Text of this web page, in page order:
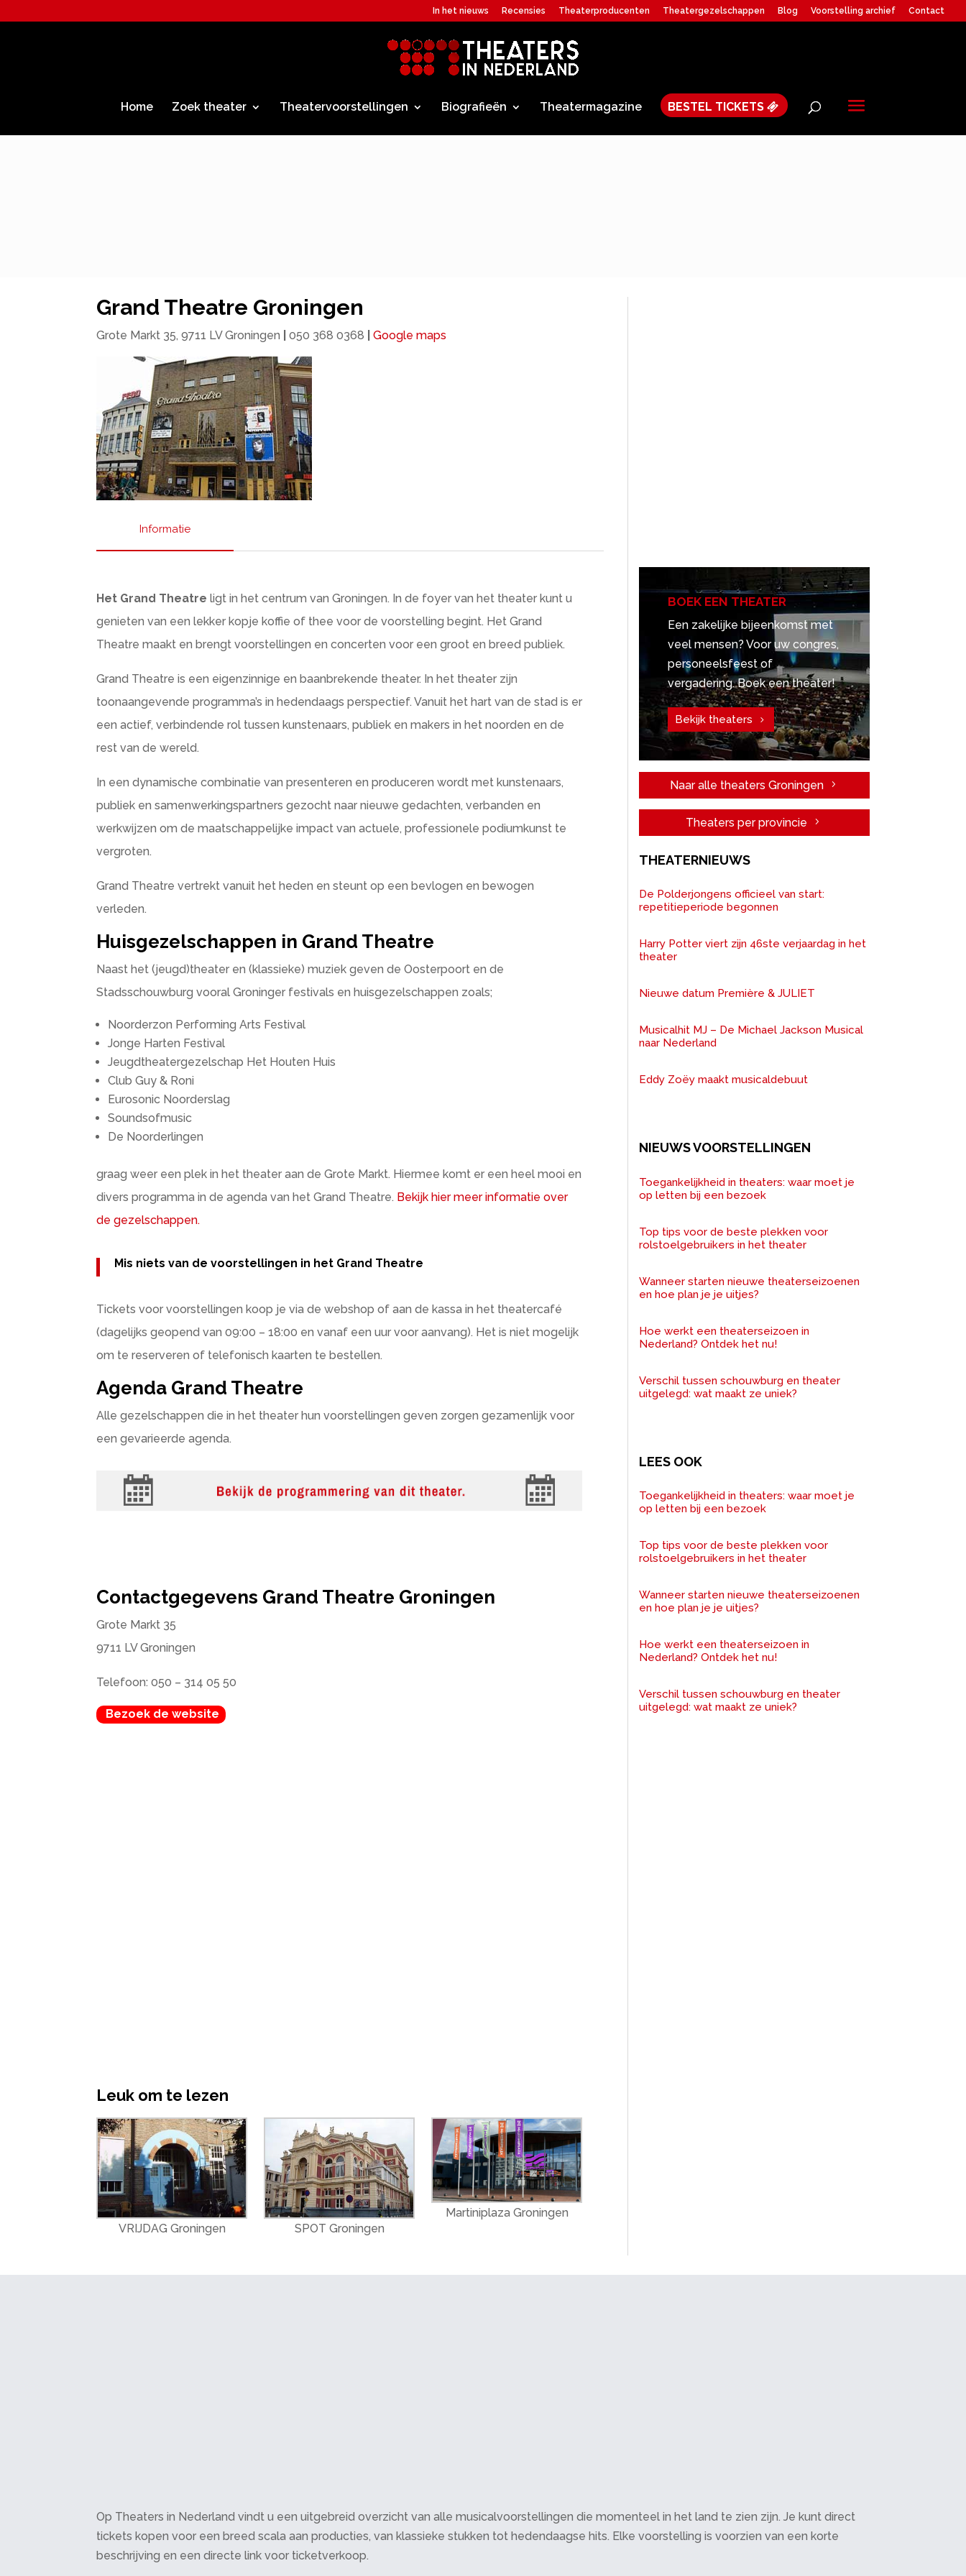
In het nieuws Recensies Theaterproducenten Theatergezelschappen Blog Voorstelling archief Contact
Home Zoek theater Theatervoorstellingen Biografieën Theatermagazine BESTEL TICKETS
Grand Theatre Groningen
Grote Markt 35, 9711 LV Groningen 050 368 0368 Google maps
Informatie
Het Grand Theatre ligt in het centrum van Groningen. In de foyer van het theater kunt u
genieten van een lekker kopje koffie of thee voor de voorstelling begint. Het Grand
Theatre maakt en brengt voorstellingen en concerten voor een groot en breed publiek.
Grand Theatre is een eigenzinnige en baanbrekende theater. In het theater zijn
toonaangevende programma’s in hedendaags perspectief. Vanuit het hart van de stad is er
een actief, verbindende rol tussen kunstenaars, publiek en makers in het noorden en de
rest van de wereld.
In een dynamische combinatie van presenteren en produceren wordt met kunstenaars,
publiek en samenwerkingspartners gezocht naar nieuwe gedachten, verbanden en
werkwijzen om de maatschappelijke impact van actuele, professionele podiumkunst te
vergroten.
Grand Theatre vertrekt vanuit het heden en steunt op een bevlogen en bewogen
verleden.
Huisgezelschappen in Grand Theatre
Naast het (jeugd)theater en (klassieke) muziek geven de Oosterpoort en de
Stadsschouwburg vooral Groninger festivals en huisgezelschappen zoals;
Noorderzon Performing Arts Festival
Jonge Harten Festival
Jeugdtheatergezelschap Het Houten Huis
Club Guy & Roni
Eurosonic Noorderslag
Soundsofmusic
De Noorderlingen
graag weer een plek in het theater aan de Grote Markt. Hiermee komt er een heel mooi en
divers programma in de agenda van het Grand Theatre. Bekijk hier meer informatie over
de gezelschappen.
Mis niets van de voorstellingen in het Grand Theatre
Tickets voor voorstellingen koop je via de webshop of aan de kassa in het theatercafé
(dagelijks geopend van 09:00 – 18:00 en vanaf een uur voor aanvang). Het is niet mogelijk
om te reserveren of telefonisch kaarten te bestellen.
Agenda Grand Theatre
Alle gezelschappen die in het theater hun voorstellingen geven zorgen gezamenlijk voor
een gevarieerde agenda.
Contactgegevens Grand Theatre Groningen
Grote Markt 35
9711 LV Groningen
Telefoon: 050 – 314 05 50
Bezoek de website
Leuk om te lezen
VRIJDAG Groningen SPOT Groningen
Martiniplaza Groningen
BOEK EEN THEATER
Een zakelijke bijeenkomst met
veel mensen? Voor uw congres,
personeelsfeest of
vergadering. Boek een theater!
Bekijk theaters
Naar alle theaters Groningen
Theaters per provincie
THEATERNIEUWS
De Polderjongens officieel van start:
repetitieperiode begonnen
Harry Potter viert zijn 46ste verjaardag in het
theater
Nieuwe datum Première & JULIET
Musicalhit MJ – De Michael Jackson Musical
naar Nederland
Eddy Zoëy maakt musicaldebuut
NIEUWS VOORSTELLINGEN
Toegankelijkheid in theaters: waar moet je
op letten bij een bezoek
Top tips voor de beste plekken voor
rolstoelgebruikers in het theater
Wanneer starten nieuwe theaterseizoenen
en hoe plan je je uitjes?
Hoe werkt een theaterseizoen in
Nederland? Ontdek het nu!
Verschil tussen schouwburg en theater
uitgelegd: wat maakt ze uniek?
LEES OOK
Toegankelijkheid in theaters: waar moet je
op letten bij een bezoek
Top tips voor de beste plekken voor
rolstoelgebruikers in het theater
Wanneer starten nieuwe theaterseizoenen
en hoe plan je je uitjes?
Hoe werkt een theaterseizoen in
Nederland? Ontdek het nu!
Verschil tussen schouwburg en theater
uitgelegd: wat maakt ze uniek?
Op Theaters in Nederland vindt u een uitgebreid overzicht van alle musicalvoorstellingen die momenteel in het land te zien zijn. Je kunt direct
tickets kopen voor een breed scala aan producties, van klassieke stukken tot hedendaagse hits. Elke voorstelling is voorzien van een korte
beschrijving en een directe link voor ticketverkoop.